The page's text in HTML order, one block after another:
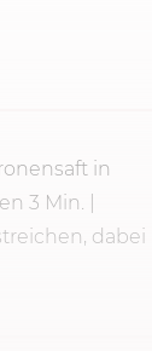
in
3 Min.
dabei